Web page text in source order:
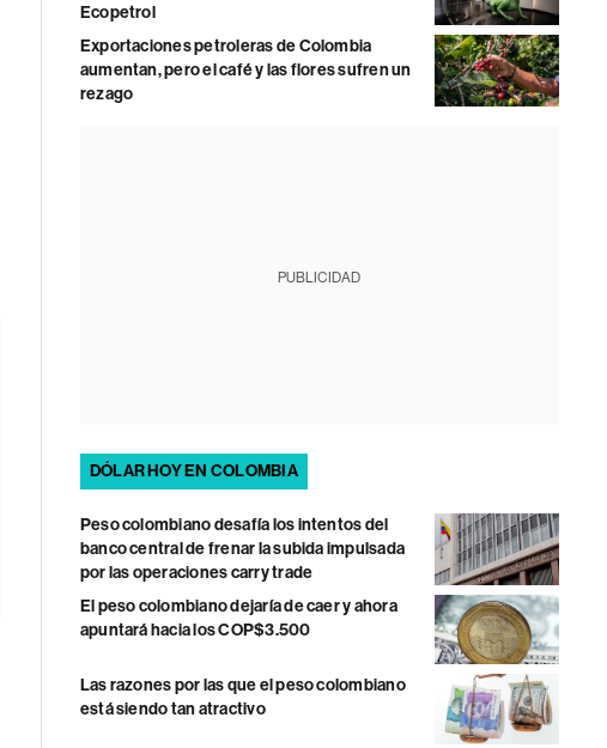
Ecopetrol
Exportaciones petroleras de Colombia
aumentan, pero el café y las flores sufren un
rezago
PUBLICIDAD
DÓLAR HOY EN COLOMBIA
Peso colombiano desafía los intentos del
banco central de frenar la subida impulsada
por las operaciones carry trade
El peso colombiano dejaría de caer y ahora
apuntará hacia los COP$3.500
Las razones por las que el peso colombiano
está siendo tan atractivo